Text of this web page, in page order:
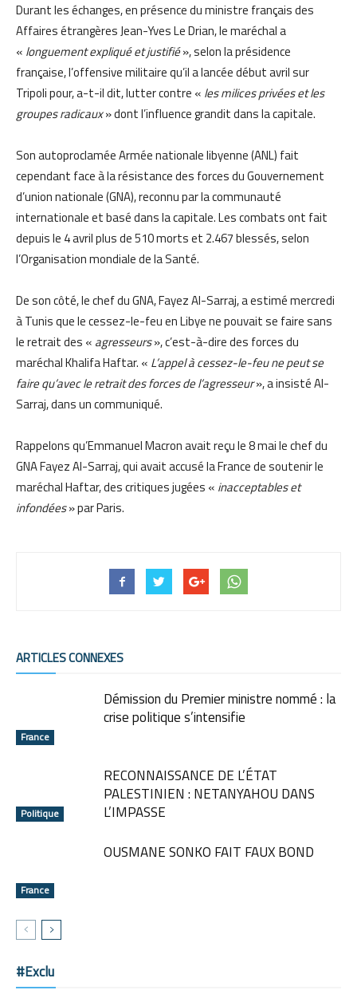
Durant les échanges, en présence du ministre français des
Affaires étrangères Jean-Yves Le Drian, le maréchal a
« longuement expliqué et justifié», selon la présidence
française, l’offensive militaire qu’il a lancée début avril sur
Tripoli pour, a-t-il dit, lutter contre « les milices privées et les
groupes radicaux» dont l’influence grandit dans la capitale.
Son autoproclamée Armée nationale libyenne (ANL) fait
cependant face à la résistance des forces du Gouvernement
d’union nationale (GNA), reconnu par la communauté
internationale et basé dans la capitale. Les combats ont fait
depuis le 4 avril plus de 510 morts et 2.467 blessés, selon
l’Organisation mondiale de la Santé.
De son côté, le chef du GNA, Fayez Al-Sarraj, a estimé mercredi
à Tunis que le cessez-le-feu en Libye ne pouvait se faire sans
le retrait des « agresseurs», c’est-à-dire des forces du
maréchal Khalifa Haftar. « L’appel à cessez-le-feu ne peut se
faire qu’avec le retrait des forces de l’agresseur», a insisté Al-
Sarraj, dans un communiqué.
Rappelons qu’Emmanuel Macron avait reçu le 8 mai le chef du
GNA Fayez Al-Sarraj, qui avait accusé la France de soutenir le
maréchal Haftar, des critiques jugées « inacceptables et
infondées» par Paris.
ARTICLES CONNEXES
France
Démission du Premier ministre nommé : la
crise politique s’intensifie
Politique
RECONNAISSANCE DE L’ÉTAT
PALESTINIEN : NETANYAHOU DANS
L’IMPASSE
France
OUSMANE SONKO FAIT FAUX BOND
#Exclu